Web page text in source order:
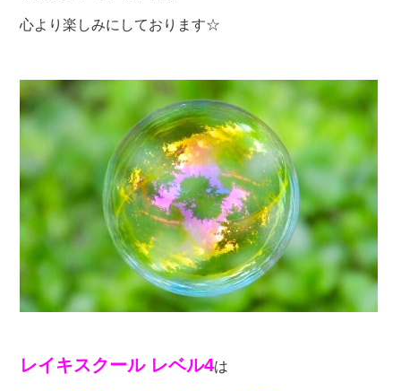
心より楽しみにしております☆
レイキスクール レベル4は